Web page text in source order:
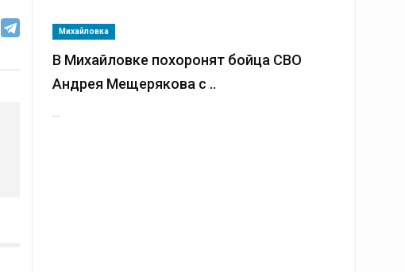
Михайловка
В Михайловке похоронят бойца СВО
Андрея Мещерякова с ..
...